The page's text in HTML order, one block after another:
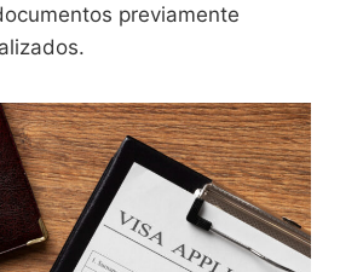
previamente